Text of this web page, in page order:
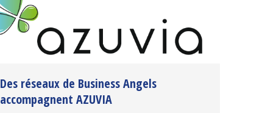
Des réseaux de Business Angels
accompagnent AZUVIA